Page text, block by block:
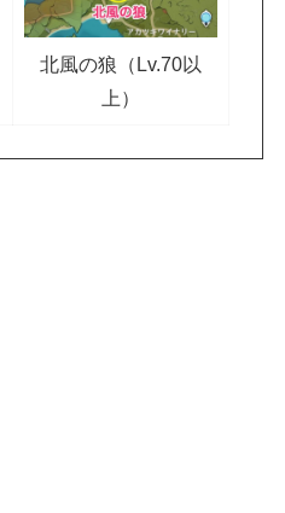
北風の狼（Lv.70以
上）